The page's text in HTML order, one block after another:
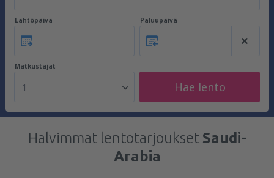
Lähtöpäivä Paluupäivä
Matkustajat
1 Hae lento
Halvimmat lentotarjoukset Saudi-
Arabia